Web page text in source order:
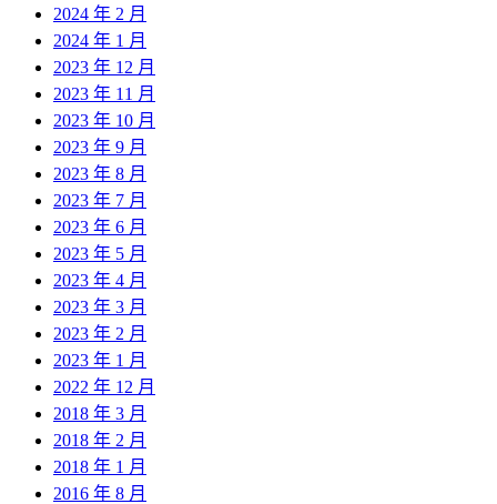
2024 年 2 月
2024 年 1 月
2023 年 12 月
2023 年 11 月
2023 年 10 月
2023 年 9 月
2023 年 8 月
2023 年 7 月
2023 年 6 月
2023 年 5 月
2023 年 4 月
2023 年 3 月
2023 年 2 月
2023 年 1 月
2022 年 12 月
2018 年 3 月
2018 年 2 月
2018 年 1 月
2016 年 8 月